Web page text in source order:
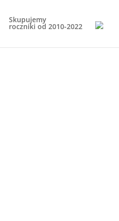
Skupujemy
roczniki od 2010-2022